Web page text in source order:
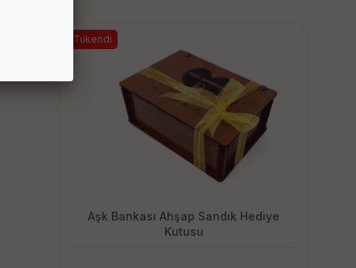
Aşk Bankası Ahşap Sandık Hediye
Kutusu
Tükendi